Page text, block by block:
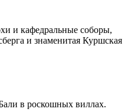
и кафедральные соборы,
и знаменитая Куршская
в роскошных виллах.